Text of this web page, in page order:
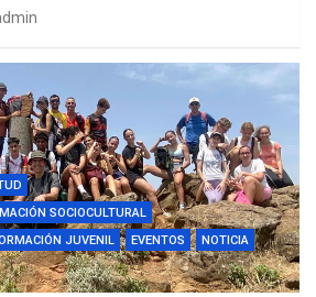
SOCIOCULTURAL
JUVENIL
EVENTOS
NOTICIA